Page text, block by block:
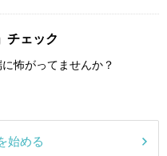
チェック
怖がってませんか？
始める